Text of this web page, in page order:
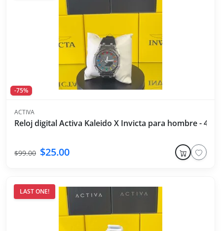
-75%
ACTIVA
Reloj digital Activa Kaleido X Invicta para hombre -
$99.00 $25.00
LAST ONE!